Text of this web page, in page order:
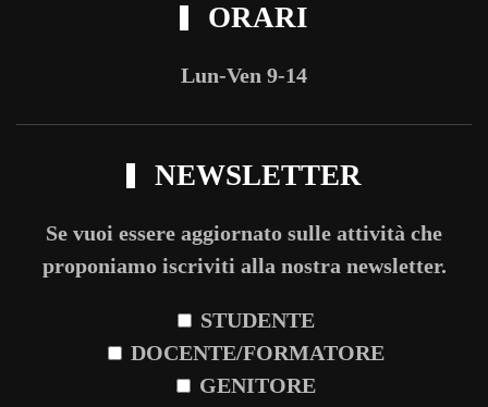
ORARI
Lun-Ven 9-14
NEWSLETTER
Se vuoi essere aggiornato sulle attività che
proponiamo iscriviti alla nostra newsletter.
STUDENTE
DOCENTE/FORMATORE
GENITORE